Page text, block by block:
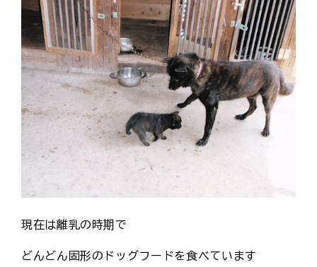
現在は離乳の時期で
どんどん固形のドッグフードを食べています